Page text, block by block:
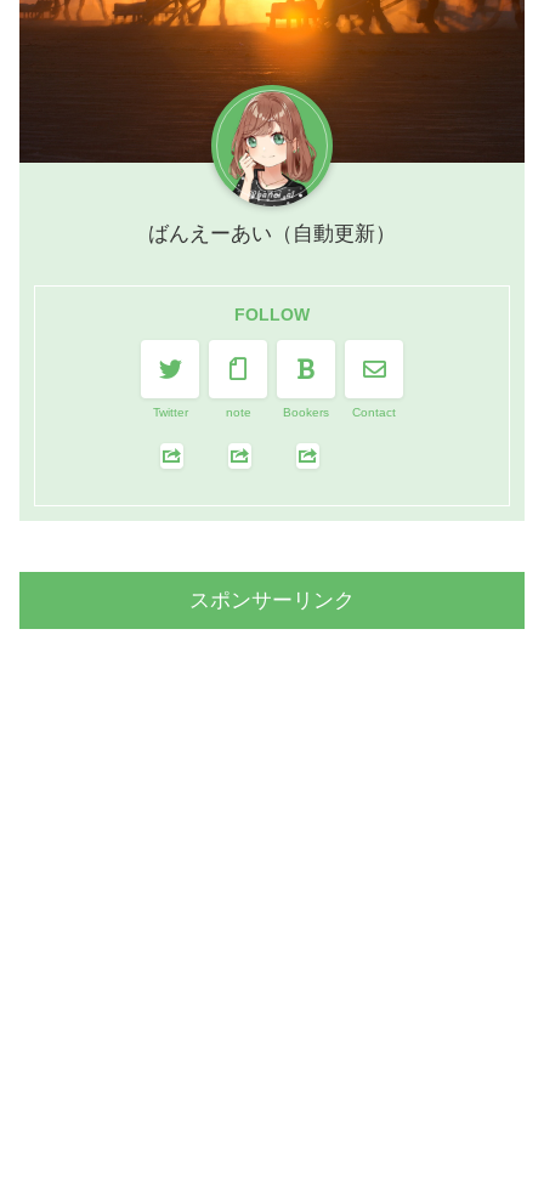
ばんえーあい（自動更新）
FOLLOW
Twitter note Bookers Contact
スポンサーリンク